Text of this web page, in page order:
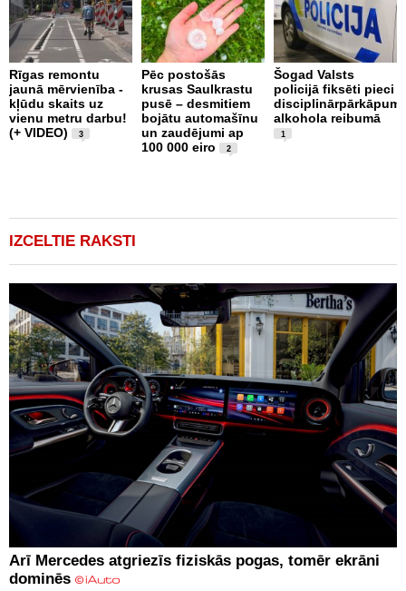
Rīgas remontu
jaunā mērvienība -
kļūdu skaits uz
vienu metru darbu!
(+ VIDEO)
3
Pēc postošās
krusas Saulkrastu
pusē – desmitiem
bojātu automašīnu
un zaudējumi ap
100 000 eiro
2
Šogad Valsts
policijā fiksēti pieci
disciplinārpārkāpumi
alkohola reibumā
1
IZCELTIE RAKSTI
Arī Mercedes atgriezīs fiziskās pogas, tomēr ekrāni
dominēs